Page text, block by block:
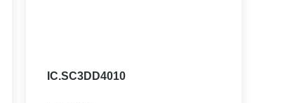
IC.SC3DD4010